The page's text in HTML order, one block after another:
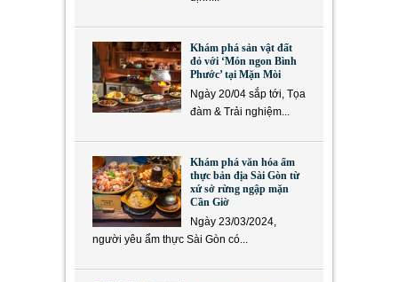
Khám phá sản vật đất
đỏ với ‘Món ngon Bình
Phước’ tại Mặn Mòi
Ngày 20/04 sắp tới, Tọa
đàm & Trải nghiệm...
Khám phá văn hóa ẩm
thực bản địa Sài Gòn từ
xứ sở rừng ngập mặn
Cần Giờ
Ngày 23/03/2024,
người yêu ẩm thực Sài Gòn có...